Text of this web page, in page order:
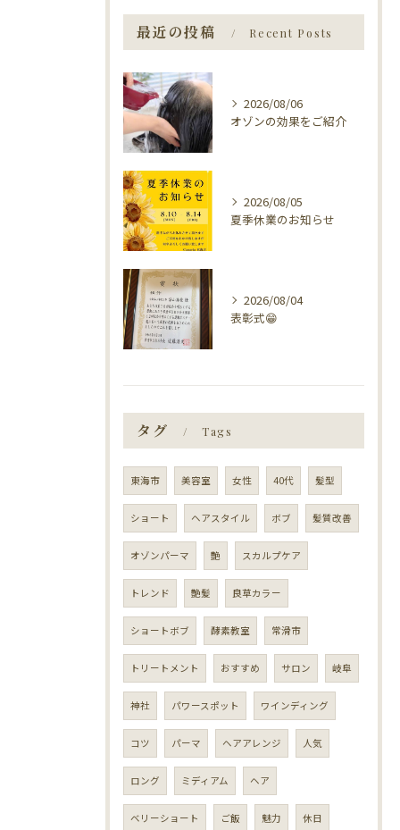
最近の投稿 Recent Posts
2026/08/06
オゾンの効果をご紹介
2026/08/05
夏季休業のお知らせ
2026/08/04
表彰式😁
タグ Tags
東海市 美容室 女性 40代 髪型
ショート ヘアスタイル ボブ 髪質改善
オゾンパーマ 艶 スカルプケア
トレンド 艶髪 良草カラー
ショートボブ 酵素教室 常滑市
トリートメント おすすめ サロン 岐阜
神社 パワースポット ワインディング
コツ パーマ ヘアアレンジ 人気
ロング ミディアム ヘア
ベリーショート ご飯 魅力 休日